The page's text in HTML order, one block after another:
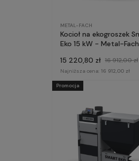
METAL-FACH
Kocioł na ekogroszek Smart
Eko 15 kW - Metal-Fach
15 220,80 zł 16 912,00 zł
Najniższa cena: 16 912,00 zł
Promocja